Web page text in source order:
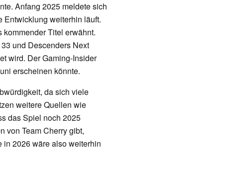
Anfang 2025 meldete sich
Entwicklung weiterhin läuft.
kommender Titel erwähnt.
und Descenders Next
wird. Der Gaming-Insider
erscheinen könnte.
da sich viele
weitere Quellen wie
das Spiel noch 2025
von Team Cherry gibt,
2026 wäre also weiterhin